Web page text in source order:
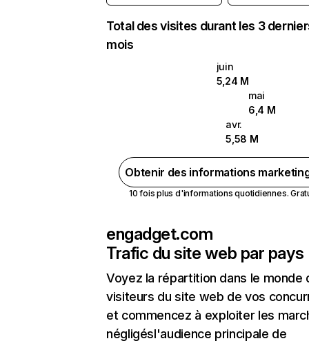
Total des visites durant les 3
mois
juin
5,24 M
mai
6,4 M
avr.
5,58 M
Obtenir des informations
10 fois plus d'informations quotidiennes.
engadget.com
Trafic du site web par pays
Voyez la répartition dans le monde
visiteurs du site web de vos
et commencez à exploiter les
négligésl'audience principale de